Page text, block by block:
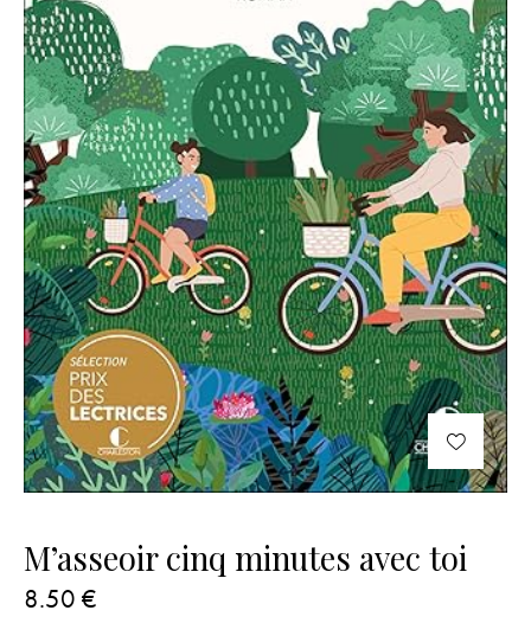
M’asseoir cinq minutes avec toi
8.50 €